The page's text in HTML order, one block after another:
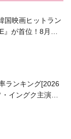
国映画ヒットラン
』が首位！8月公
ランキング[2026
イングク主演の